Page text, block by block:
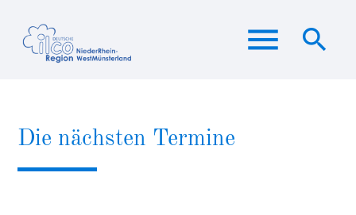
menu search
Die nächsten Termine